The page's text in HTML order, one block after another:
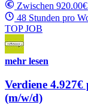
Zwischen
48 Stunden pro
TOP JOB
mehr lesen
Verdiene
(m/w/d)